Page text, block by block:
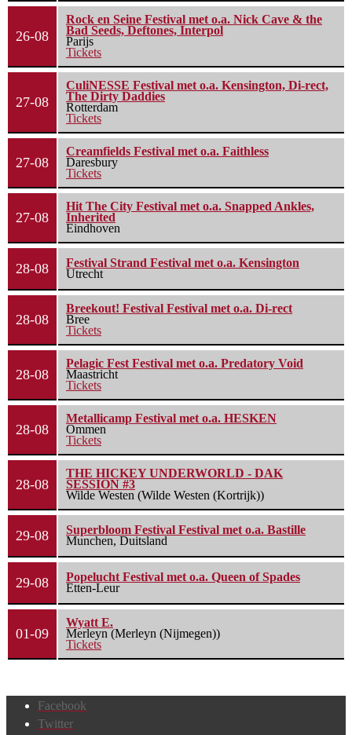
26-08
Rock en Seine Festival met o.a. Nick Cave & the
Bad Seeds, Deftones, Interpol
Parijs
Tickets
27-08
CuliNESSE Festival met o.a. Kensington, Di-rect,
The Dirty Daddies
Rotterdam
Tickets
27-08
Creamfields Festival met o.a. Faithless
Daresbury
Tickets
27-08
Hit The City Festival met o.a. Snapped Ankles,
Inherited
Eindhoven
28-08
Festival Strand Festival met o.a. Kensington
Utrecht
28-08
Breekout! Festival Festival met o.a. Di-rect
Bree
Tickets
28-08
Pelagic Fest Festival met o.a. Predatory Void
Maastricht
Tickets
28-08
Metallicamp Festival met o.a. HESKEN
Ommen
Tickets
28-08
THE HICKEY UNDERWORLD - DAK
SESSION #3
Wilde Westen (Wilde Westen (Kortrijk))
29-08
Superbloom Festival Festival met o.a. Bastille
Munchen, Duitsland
29-08
Popelucht Festival met o.a. Queen of Spades
Etten-Leur
01-09
Wyatt E.
Merleyn (Merleyn (Nijmegen))
Tickets
Facebook
Twitter